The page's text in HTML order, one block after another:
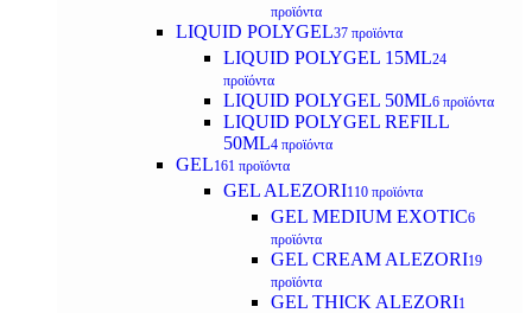
προϊόντα
LIQUID POLYGEL37 προϊόντα
LIQUID POLYGEL 15ML24
προϊόντα
LIQUID POLYGEL 50ML6 προϊόντα
LIQUID POLYGEL REFILL
50ML4 προϊόντα
GEL161 προϊόντα
GEL ALEZORI110 προϊόντα
GEL MEDIUM EXOTIC6
προϊόντα
GEL CREAM ALEZORI19
προϊόντα
GEL THICK ALEZORI1